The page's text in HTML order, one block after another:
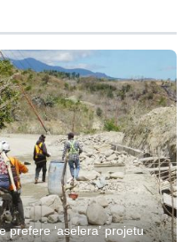
‘aselera’ projetu